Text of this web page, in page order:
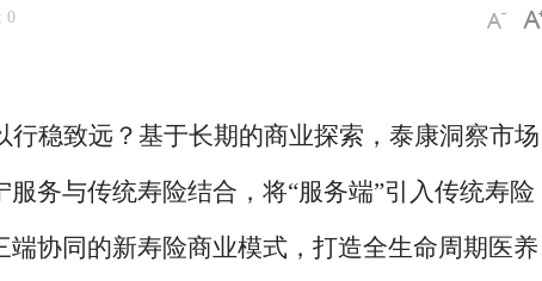
0
稳致远？基于长期的商业探索，泰康洞察市场
服务与传统寿险结合，将“服务端”引入传统寿险
协同的新寿险商业模式，打造全生命周期医养